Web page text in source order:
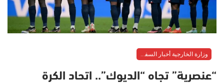
“عنصرية” تجاه “الديوك”.. اتحاد الكرة